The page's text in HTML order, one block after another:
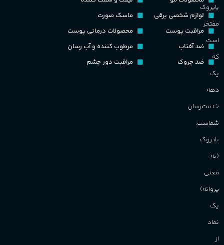
اکسترکت دو پرفیوم
گروه بویایی میوه ای
مناسب برای
آقایان
پاپروک
مفتخر
است
که
یک
دهه
خدمت‌رسان
شماست.
پاپروک
(به
معنی
پروانه)
یک
نماد
از
لوازم شخصی برقی
مراقبت پوست
ضد آفتاب
ضد چروک
ماسک صورت
محصولات درمانی پوست
مرطوب کننده و آب رسان
مراقبت دور چشم